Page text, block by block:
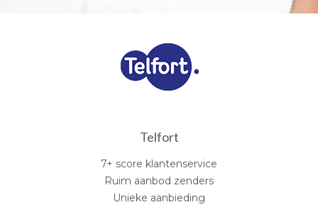
Telfort
7+ score klantenservice
Ruim aanbod zenders
Unieke aanbieding